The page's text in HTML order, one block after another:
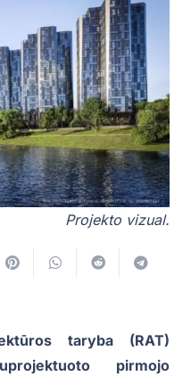
Projekto vizual.
taryba (RAT)
pirmojo